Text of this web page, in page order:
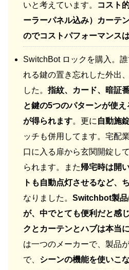
いと考えています。
コスト
ーラーパネル込み）カーテ
のでコストパフォーマンス
SwitchBot ロックを購入。
れる鍵の置き忘れした外出
した。指紋、カード、暗証
と鍵の5つのパターンが使
が得られます。更に 自動施
ッチも併用してます。宅配
口に入る扉から玄関開錠し
られます。また帰宅時は開
トも自動点灯させるなど、
なりました。 Switchbot製品
が、中でとても便利だと感
クとカーテンとハブは本当
は一つのメーカーで、製品
で、 シーンの機能を使いこ